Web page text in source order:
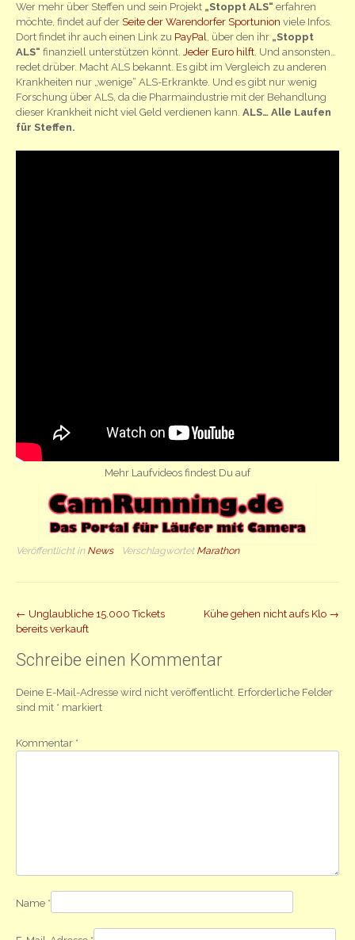
Wer mehr über Steffen und sein Projekt „Stoppt ALS“ erfahren
möchte, findet auf der Seite der Warendorfer Sportunion viele Infos.
Dort findet ihr auch einen Link zu PayPal, über den ihr „Stoppt
ALS“ finanziell unterstützen könnt. Jeder Euro hilft. Und ansonsten…
redet drüber. Macht ALS bekannt. Es gibt im Vergleich zu anderen
Krankheiten nur „wenige“ ALS-Erkrankte. Und es gibt nur wenig
Forschung über ALS, da die Pharmaindustrie mit der Behandlung
dieser Krankheit nicht viel Geld verdienen kann. ALS… Alle Laufen
für Steffen.
Mehr Laufvideos findest Du auf
Veröffentlicht in News Verschlagwortet Marathon
Beitrag
← Unglaubliche 15.000 Tickets
bereits verkauft
Kühe gehen nicht aufs Klo →
Schreibe einen Kommentar
Deine E-Mail-Adresse wird nicht veröffentlicht. Erforderliche Felder
sind mit * markiert
Kommentar *
Name *